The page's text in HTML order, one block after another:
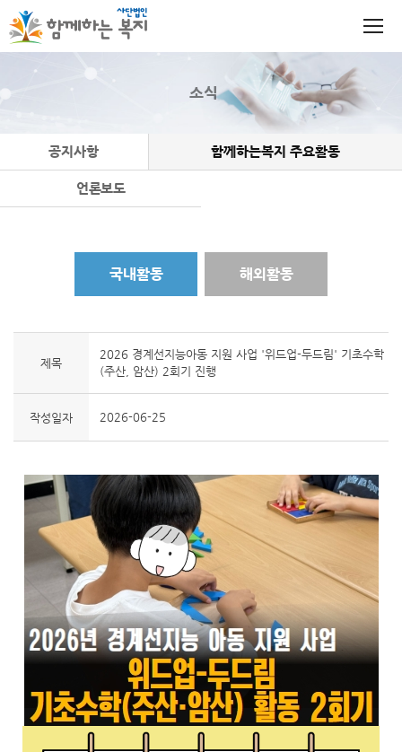
소식
공지사항 함께하는복지 주요활동
언론보도
국내활동 해외활동
제목
2026 경계선지능아동 지원 사업 '위드업-두드림' 기초수학
(주산, 암산) 2회기 진행
작성일자 2026-06-25